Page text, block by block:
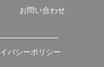
お問い合わせ
バシーポリシー